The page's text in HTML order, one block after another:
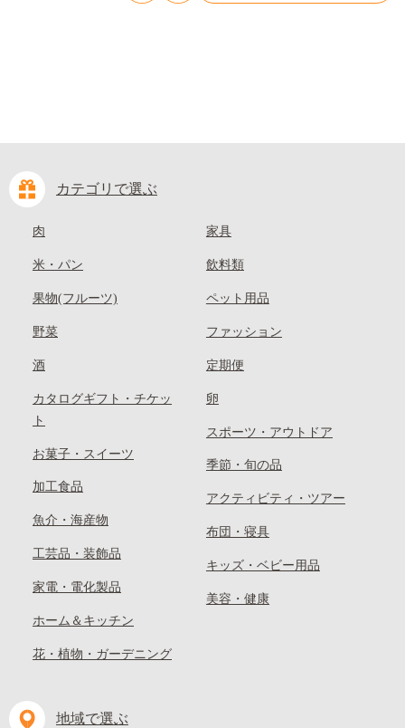
kasaoka_zsy_419_100---
カテゴリで選ぶ
肉
米・パン
果物(フルーツ)
野菜
酒
カタログギフト・チケッ
ト
お菓子・スイーツ
加工食品
魚介・海産物
工芸品・装飾品
家電・電化製品
ホーム＆キッチン
花・植物・ガーデニング
家具
飲料類
ペット用品
ファッション
定期便
卵
スポーツ・アウトドア
季節・旬の品
アクティビティ・ツアー
布団・寝具
キッズ・ベビー用品
美容・健康
地域で選ぶ